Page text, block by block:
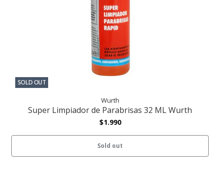
SOLD OUT
Wurth
Super Limpiador de Parabrisas 32 ML Wurth
$1.990
Sold out